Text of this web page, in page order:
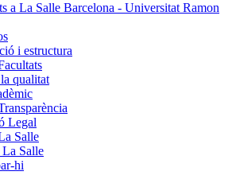
a La Salle Barcelona - Universitat Ramon
i estructura
qualitat
Legal
Salle
La Salle
hi